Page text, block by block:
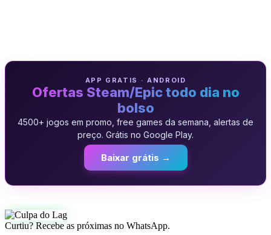
APP GRATIS · ANDROID
Ofertas Steam/Epic todo dia no
bolso
4500+ jogos em promo, free games da semana, alertas de
preço. Grátis no Google Play.
Baixar grátis →
Curtiu? Recebe as próximas no WhatsApp.